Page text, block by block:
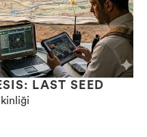
LAST SEED